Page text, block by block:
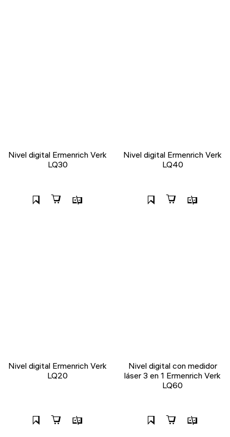
Nivel digital Ermenrich Verk
LQ30
Nivel digital Ermenrich Verk
LQ40
Nivel digital Ermenrich Verk
LQ20
Nivel digital con medidor
láser 3 en 1 Ermenrich Verk
LQ60